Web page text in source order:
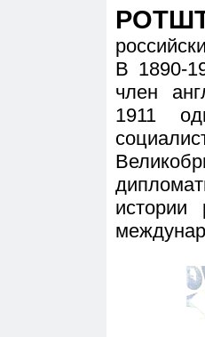
В 1890-
член
1911
истории